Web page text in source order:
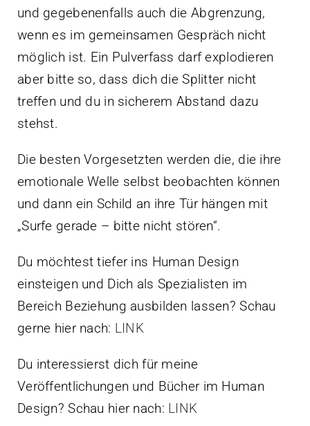
und gegebenenfalls auch die Abgrenzung,
wenn es im gemeinsamen Gespräch nicht
möglich ist. Ein Pulverfass darf explodieren
aber bitte so, dass dich die Splitter nicht
treffen und du in sicherem Abstand dazu
stehst.
Die besten Vorgesetzten werden die, die ihre
emotionale Welle selbst beobachten können
und dann ein Schild an ihre Tür hängen mit
„Surfe gerade – bitte nicht stören“.
Du möchtest tiefer ins Human Design
einsteigen und Dich als Spezialisten im
Bereich Beziehung ausbilden lassen? Schau
gerne hier nach: LINK
Du interessierst dich für meine
Veröffentlichungen und Bücher im Human
Design? Schau hier nach: LINK